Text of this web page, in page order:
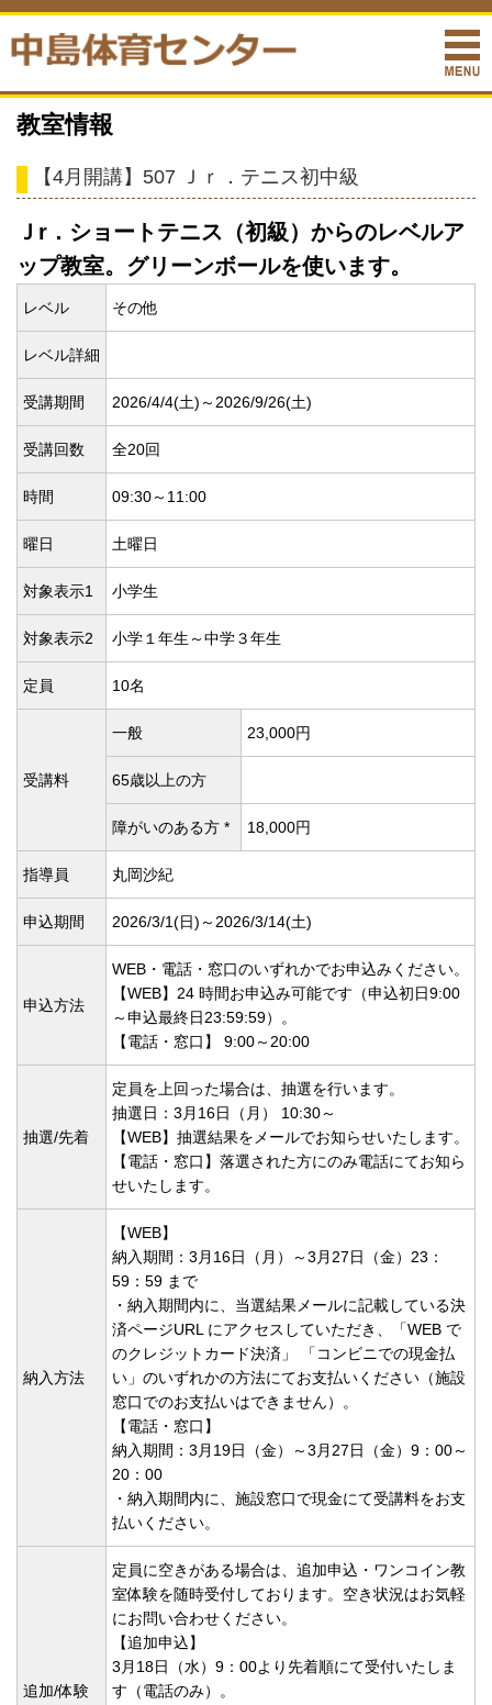
教室情報
【4月開講】507 Ｊｒ．テニス初中級
Ｊr．ショートテニス（初級）からのレベルア
ップ教室。グリーンボールを使います。
レベル その他
レベル詳細
受講期間 2026/4/4(土)～2026/9/26(土)
受講回数 全20回
時間 09:30～11:00
曜日 土曜日
対象表示1 小学生
対象表示2 小学１年生～中学３年生
定員 10名
受講料
一般 23,000円
65歳以上の方
障がいのある方 * 18,000円
指導員 丸岡沙紀
申込期間 2026/3/1(日)～2026/3/14(土)
申込方法
WEB・電話・窓口のいずれかでお申込みください。
【WEB】24 時間お申込み可能です（申込初日9:00
～申込最終日23:59:59）。
【電話・窓口】 9:00～20:00
抽選/先着
定員を上回った場合は、抽選を行います。
抽選日：3月16日（月） 10:30～
【WEB】抽選結果をメールでお知らせいたします。
【電話・窓口】落選された方にのみ電話にてお知ら
せいたします。
納入方法
【WEB】
納入期間：3月16日（月）～3月27日（金）23：
59：59 まで
・納入期間内に、当選結果メールに記載している決
済ページURL にアクセスしていただき、「WEB で
のクレジットカード決済」 「コンビニでの現金払
い」のいずれかの方法にてお支払いください（施設
窓口でのお支払いはできません）。
【電話・窓口】
納入期間：3月19日（金）～3月27日（金）9：00～
20：00
・納入期間内に、施設窓口で現金にて受講料をお支
払いください。
追加/体験
定員に空きがある場合は、追加申込・ワンコイン教
室体験を随時受付しております。空き状況はお気軽
にお問い合わせください。
【追加申込】
3月18日（水）9：00より先着順にて受付いたしま
す（電話のみ）。